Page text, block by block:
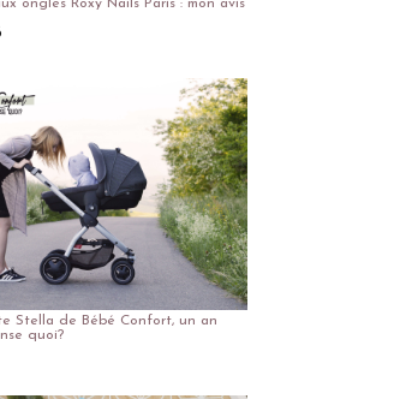
ongles Roxy Nails Paris : mon avis
Stella de Bébé Confort, un an
quoi?